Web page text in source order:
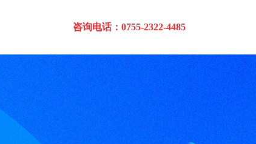
咨询电话：0755-2322-4485